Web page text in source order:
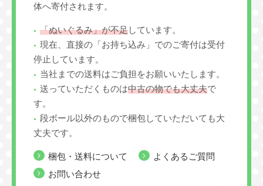
体へ寄付されます。
「ぬいぐるみ」が不足しています。
現在、直接の「お持ち込み」でのご寄付は受付
停止しています。
当社までの送料はご負担をお願いいたします。
送っていただくものは中古の物でも大丈夫で
す。
段ボール以外のもので梱包していただいても大
丈夫です。
梱包・送料について
よくあるご質問
お問い合わせ